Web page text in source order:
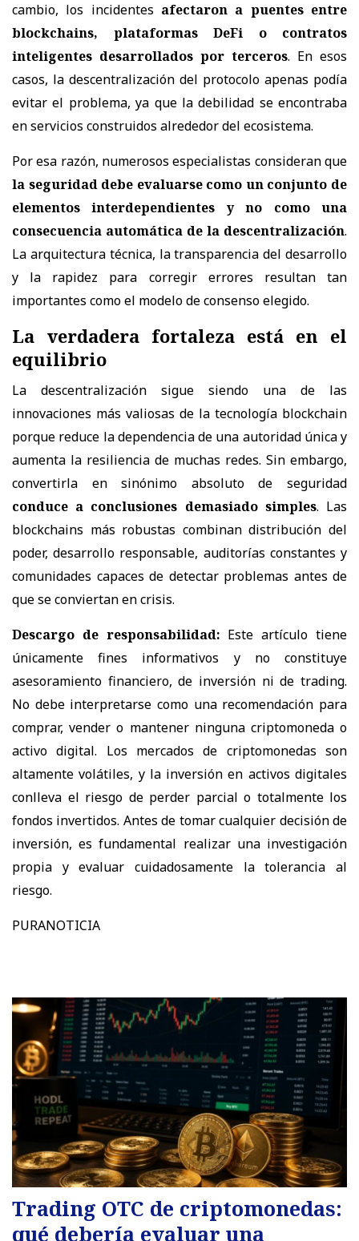
cambio, los incidentes afectaron a puentes entre
blockchains, plataformas DeFi o contratos
inteligentes desarrollados por terceros. En esos
casos, la descentralización del protocolo apenas podía
evitar el problema, ya que la debilidad se encontraba
en servicios construidos alrededor del ecosistema.
Por esa razón, numerosos especialistas consideran que
la seguridad debe evaluarse como un conjunto de
elementos interdependientes y no como una
consecuencia automática de la descentralización.
La arquitectura técnica, la transparencia del desarrollo
y la rapidez para corregir errores resultan tan
importantes como el modelo de consenso elegido.
La verdadera fortaleza está en el
equilibrio
La descentralización sigue siendo una de las
innovaciones más valiosas de la tecnología blockchain
porque reduce la dependencia de una autoridad única y
aumenta la resiliencia de muchas redes. Sin embargo,
convertirla en sinónimo absoluto de seguridad
conduce a conclusiones demasiado simples. Las
blockchains más robustas combinan distribución del
poder, desarrollo responsable, auditorías constantes y
comunidades capaces de detectar problemas antes de
que se conviertan en crisis.
Descargo de responsabilidad: Este artículo tiene
únicamente fines informativos y no constituye
asesoramiento financiero, de inversión ni de trading.
No debe interpretarse como una recomendación para
comprar, vender o mantener ninguna criptomoneda o
activo digital. Los mercados de criptomonedas son
altamente volátiles, y la inversión en activos digitales
conlleva el riesgo de perder parcial o totalmente los
fondos invertidos. Antes de tomar cualquier decisión de
inversión, es fundamental realizar una investigación
propia y evaluar cuidadosamente la tolerancia al
riesgo.
PURANOTICIA
Trading OTC de criptomonedas:
qué debería evaluar una